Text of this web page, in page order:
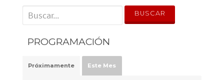
' . __('Search for:') . '
PROGRAMACIÓN
Próximamente Este Mes